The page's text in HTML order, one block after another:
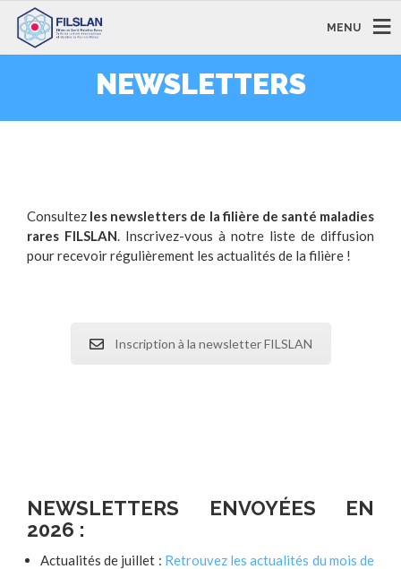
MENU
NEWSLETTERS
Consultez les newsletters de la filière de santé maladies
rares FILSLAN. Inscrivez-vous à notre liste de diffusion
pour recevoir régulièrement les actualités de la filière !
Inscription à la newsletter FILSLAN
NEWSLETTERS ENVOYÉES EN
2026 :
Actualités de juillet : Retrouvez les actualités du mois de